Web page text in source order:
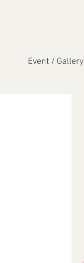
Event / Gallery